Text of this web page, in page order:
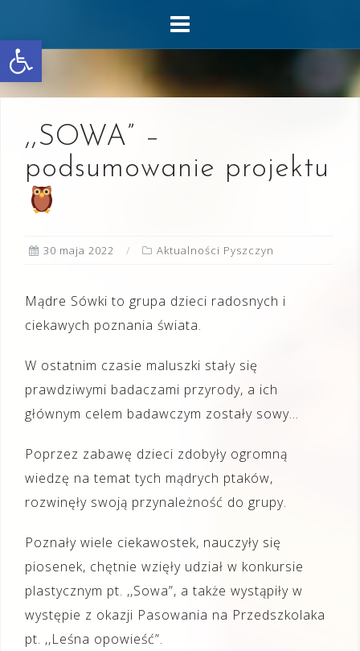
Otwórz pasek narzędzi
content
,,SOWA” –
podsumowanie projektu
30 maja 2022 Aktualności Pyszczyn
Mądre Sówki to grupa dzieci radosnych i
ciekawych poznania świata.
W ostatnim czasie maluszki stały się
prawdziwymi badaczami przyrody, a ich
głównym celem badawczym zostały sowy…
Poprzez zabawę dzieci zdobyły ogromną
wiedzę na temat tych mądrych ptaków,
rozwinęły swoją przynależność do grupy.
Poznały wiele ciekawostek, nauczyły się
piosenek, chętnie wzięły udział w konkursie
plastycznym pt. ,,Sowa”, a także wystąpiły w
występie z okazji Pasowania na Przedszkolaka
pt. ,,Leśna opowieść”.